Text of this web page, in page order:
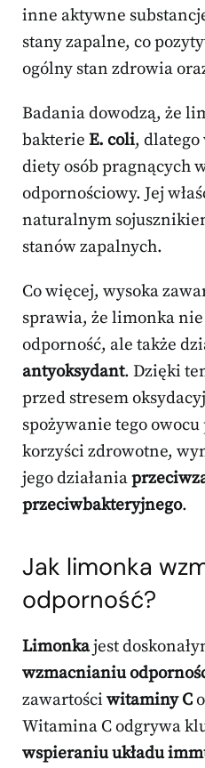
inne aktywne
stany zapalne, co
ogólny stan zdrowia
Badania dowodzą, że
bakterie E. coli, dlatego
diety osób pragnących
odpornościowy. Jej
naturalnym
stanów zapalnych.
Co więcej, wysoka
sprawia, że limonka
odporność, ale także
antyoksydant. Dzięki
przed stresem
spożywanie tego
korzyści zdrowotne,
jego działania
przeciwbakteryjnego.
Jak limonka
odporność?
Limonkajest
wzmacnianiu
zawartości witaminy C
Witamina C odgrywa
wspieraniu układu